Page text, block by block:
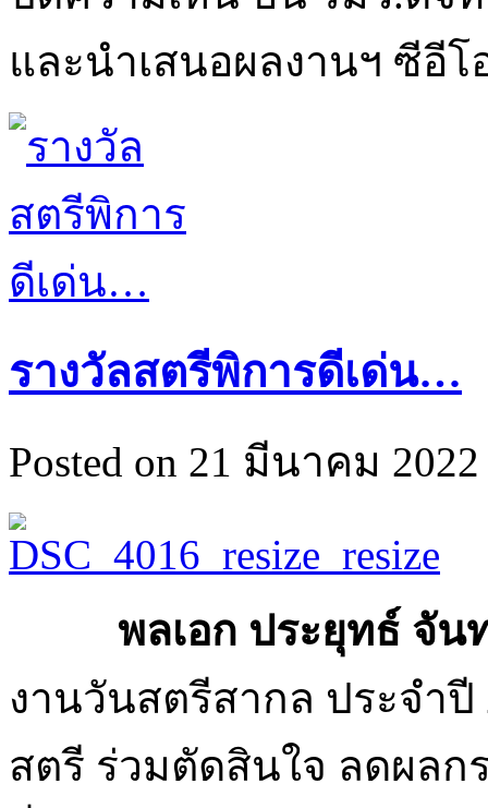
และนำเสนอผลงานฯ ซีอีโ
รางวัลสตรีพิการดีเด่น…
Posted on 21 มีนาคม
พลเอก ประยุทธ์ จันท
งานวันสตรีสากล ประจำปี
สตรี ร่วมตัดสินใจ ลดผล